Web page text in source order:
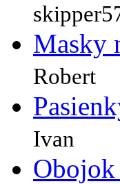
Masky
Robert
Ivan
Obojok